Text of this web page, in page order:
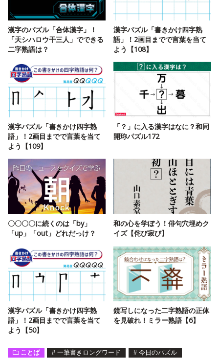
漢字のパズル「合体漢字」！
「天シハロウ干三人」でできる
二字熟語は？
漢字パズル「書きかけ四字熟
語」！2画目までで言葉を当て
よう【108】
漢字パズル「書きかけ四字熟
語」！2画目までで言葉を当て
よう【109】
「？」に入る漢字はなに？和同
開珎パズル172
〇〇〇〇に続くのは「by」
「up」「out」どれだっけ？
和の心を学ぼう！俳句穴埋めク
イズ【侘び寂び】
漢字パズル「書きかけ四字熟
語」！2画目までで言葉を当て
よう【50】
鏡写しになった二字熟語の正体
を見破れ！ミラー熟語【6】
ことば # 一筆書きロングワード # 今日のパズル